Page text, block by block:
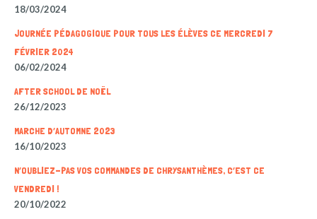
18/03/2024
JOURNÉE PÉDAGOGIQUE POUR TOUS LES ÉLÈVES CE MERCREDI 7
FÉVRIER 2024
06/02/2024
AFTER SCHOOL DE NOËL
26/12/2023
MARCHE D’AUTOMNE 2023
16/10/2023
N’OUBLIEZ-PAS VOS COMMANDES DE CHRYSANTHÈMES, C’EST CE
VENDREDI !
20/10/2022